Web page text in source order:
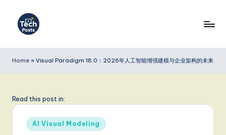
e
P
Home » Visual Paradigm 18.0：2026年人工智能增强建模与企业架构的未来
Read this post in:
Posted
in
AI Visual Modeling